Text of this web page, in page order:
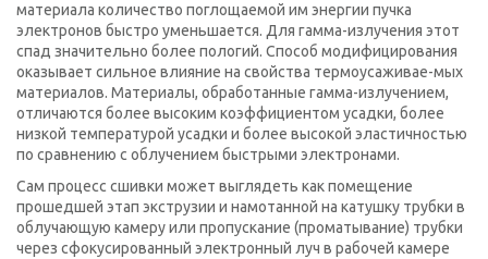
материала количество поглощаемой им энергии пучка
электронов быстро уменьшается. Для гамма-излучения этот
спад значительно более пологий. Способ модифицирования
оказывает сильное влияние на свойства термоусаживае-мых
материалов. Материалы, обработанные гамма-излучением,
отличаются более высоким коэффициентом усадки, более
низкой температурой усадки и более высокой эластичностью
по сравнению с облучением быстрыми электронами.
Сам процесс сшивки может выглядеть как помещение
прошедшей этап экструзии и намотанной на катушку трубки в
облучающую камеру или пропускание (проматывание) трубки
через сфокусированный электронный луч в рабочей камере